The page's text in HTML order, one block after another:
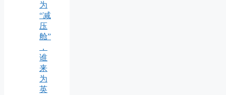
为
“减
压
舱”
，
谁
来
为
英